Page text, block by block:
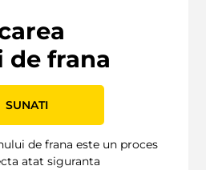
frana
SUNATI
de frana este un proces
atat siguranta